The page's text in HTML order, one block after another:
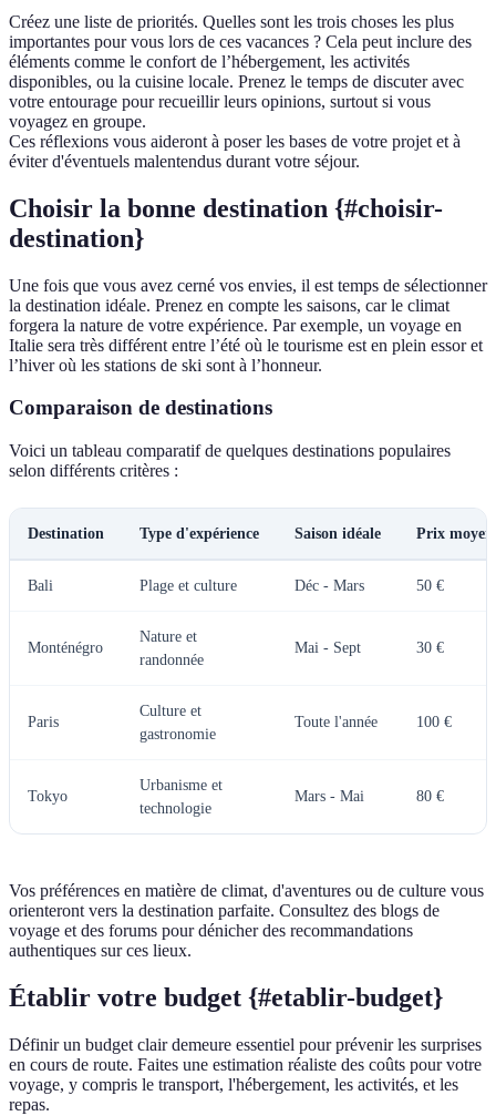
Créez une liste de priorités. Quelles sont les trois choses les plus
importantes pour vous lors de ces vacances ? Cela peut inclure des
éléments comme le confort de l’hébergement, les activités
disponibles, ou la cuisine locale. Prenez le temps de discuter avec
votre entourage pour recueillir leurs opinions, surtout si vous
voyagez en groupe.
Ces réflexions vous aideront à poser les bases de votre projet et à
éviter d'éventuels malentendus durant votre séjour.
Choisir la bonne destination {#choisir-
destination}
Une fois que vous avez cerné vos envies, il est temps de sélectionner
la destination idéale. Prenez en compte les saisons, car le climat
forgera la nature de votre expérience. Par exemple, un voyage en
Italie sera très différent entre l’été où le tourisme est en plein essor et
l’hiver où les stations de ski sont à l’honneur.
Comparaison de destinations
Voici un tableau comparatif de quelques destinations populaires
selon différents critères :
Destination Type d'expérience Saison idéale Prix
Bali Plage et culture Déc - Mars 50 €
Monténégro
Nature et
randonnée
Mai - Sept 30 €
Paris
Culture et
gastronomie
Toute l'année 100 €
Tokyo
Urbanisme et
technologie
Mars - Mai 80 €
Vos préférences en matière de climat, d'aventures ou de culture vous
orienteront vers la destination parfaite. Consultez des blogs de
voyage et des forums pour dénicher des recommandations
authentiques sur ces lieux.
Établir votre budget {#etablir-budget}
Définir un budget clair demeure essentiel pour prévenir les surprises
en cours de route. Faites une estimation réaliste des coûts pour votre
voyage, y compris le transport, l'hébergement, les activités, et les
repas.